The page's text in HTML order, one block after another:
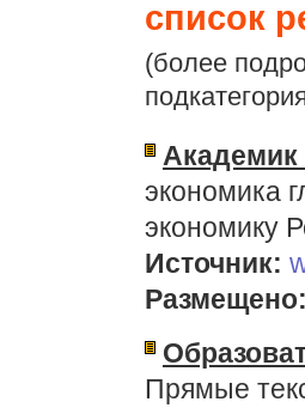
список
(более
Академик
экономика
экономику
Источник:
Размещено:
Прямые